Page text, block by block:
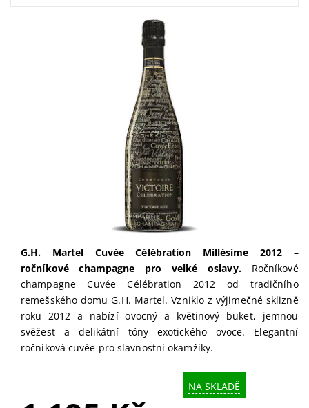
G.H. Martel Cuvée Célébration Millésime 2012 –
ročníkové champagne pro velké oslavy.
Ročníkové
champagne Cuvée Célébration 2012 od tradičního
remešského domu G.H. Martel. Vzniklo z výjimečné sklizně
roku 2012 a nabízí ovocný a květinový buket, jemnou
svěžest a delikátní tóny exotického ovoce. Elegantní
ročníková cuvée pro slavnostní okamžiky.
NA SKLADĚ